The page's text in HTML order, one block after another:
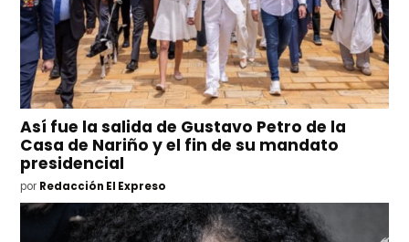
Así fue la salida de Gustavo Petro de la
Casa de Nariño y el fin de su mandato
presidencial
por Redacción El Expreso